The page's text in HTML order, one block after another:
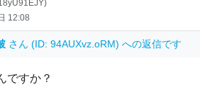
12:08
さん (ID: 94AUXvz.oRM) への返信です
ですか？